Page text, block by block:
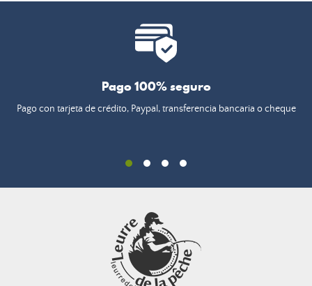
Pago 100% seguro
Pago con tarjeta de crédito, Paypal, transferencia bancaria o cheque